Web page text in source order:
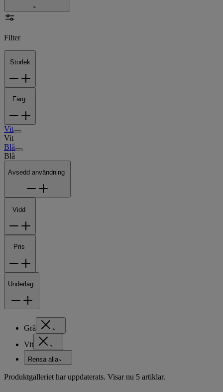
Filter
Storlek
Färg
Vit
Vit
Blå
Blå
Avsedd användning
Vidd
Pris
Underlag
Grå
Vit
Rensa alla
Produktgalleriet har uppdaterats. Visar nu 5 artiklar.